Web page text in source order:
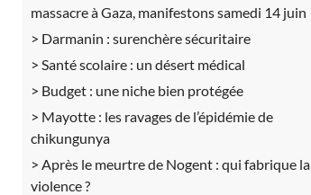
massacre à Gaza, manifestons samedi 14 juin
Darmanin : surenchère sécuritaire
Santé scolaire : un désert médical
Budget : une niche bien protégée
Mayotte : les ravages de l’épidémie de
chikungunya
Après le meurtre de Nogent : qui fabrique la
violence ?